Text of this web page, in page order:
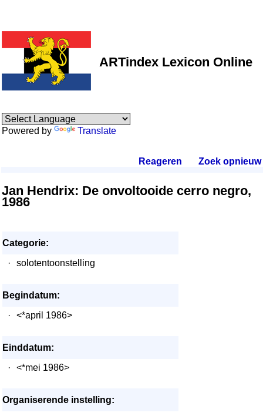
ARTindex Lexicon Online
Powered by Translate
Reageren Zoek opnieuw.
Jan Hendrix: De onvoltooide cerro negro,
1986
Categorie:
·
solotentoonstelling
Begindatum:
·
<*april 1986>
Einddatum:
·
<*mei 1986>
Organiserende instelling: